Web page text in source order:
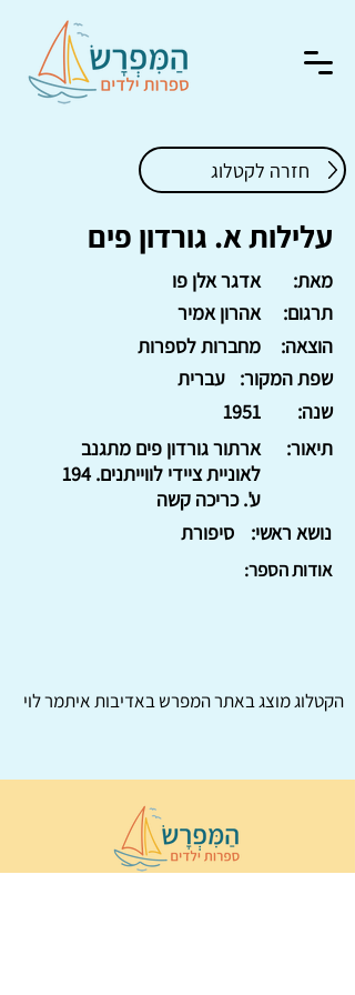
חזרה לקטלוג
עלילות א. גורדון פים
אדגר אלן פו
מאת:
אהרון אמיר
תרגום:
מחברות לספרות
הוצאה:
עברית
שפת המקור:
1951
שנה:
ארתור גורדון פים מתגנב
לאוניית ציידי לווייתנים. 194
ע'. כריכה קשה
תיאור:
סיפורת נושא ראשי:
אודות הספר:
הקטלוג מוצג באתרהמפרשבאדיבות איתמר לוי